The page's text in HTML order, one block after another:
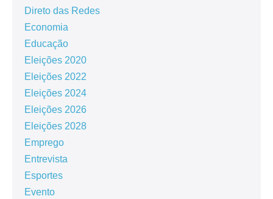
Direto das Redes
Economia
Educação
Eleições 2020
Eleições 2022
Eleições 2024
Eleições 2026
Eleições 2028
Emprego
Entrevista
Esportes
Evento